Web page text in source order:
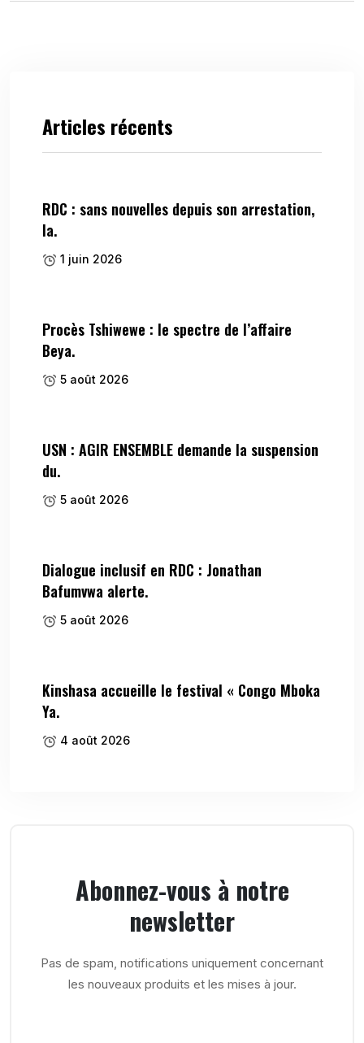
Articles récents
RDC : sans nouvelles depuis son arrestation,
la.
1 juin 2026
Procès Tshiwewe : le spectre de l’affaire
Beya.
5 août 2026
USN : AGIR ENSEMBLE demande la suspension
du.
5 août 2026
Dialogue inclusif en RDC : Jonathan
Bafumvwa alerte.
5 août 2026
Kinshasa accueille le festival « Congo Mboka
Ya.
4 août 2026
Abonnez-vous à notre
newsletter
Pas de spam, notifications uniquement concernant
les nouveaux produits et les mises à jour.